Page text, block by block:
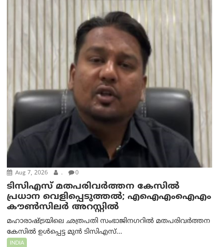
Aug 7, 2026 . 0
ടിസിഎസ് മതപരിവർത്തന കേസിൽ
പ്രധാന വെളിപ്പെടുത്തൽ; എഐഎംഐഎം
കൗൺസിലർ അറസ്റ്റിൽ
മഹാരാഷ്ട്രയിലെ ഛത്രപതി സംഭാജിനഗറിൽ മതപരിവർത്തന
കേസിൽ ഉൾപ്പെട്ട മുൻ ടിസിഎസ്...
INDIA